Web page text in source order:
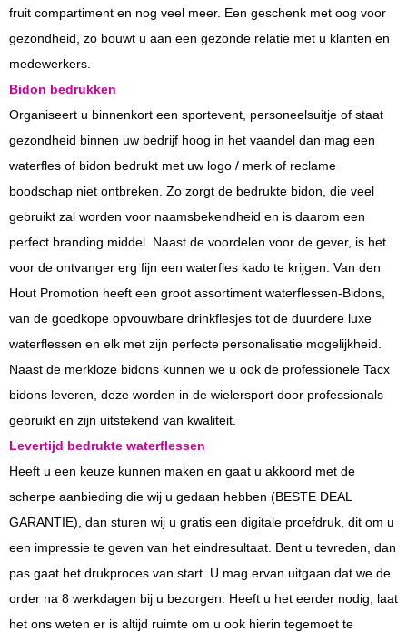
fruit compartiment en nog veel meer. Een geschenk met oog voor
gezondheid, zo bouwt u aan een gezonde relatie met u klanten en
medewerkers.
Bidon bedrukken
Organiseert u binnenkort een sportevent, personeelsuitje of staat
gezondheid binnen uw bedrijf hoog in het vaandel dan mag een
waterfles of bidon bedrukt met uw logo / merk of reclame
boodschap niet ontbreken. Zo zorgt de bedrukte bidon, die veel
gebruikt zal worden voor naamsbekendheid en is daarom een
perfect branding middel. Naast de voordelen voor de gever, is het
voor de ontvanger erg fijn een waterfles kado te krijgen. Van den
Hout Promotion heeft een groot assortiment waterflessen-Bidons,
van de goedkope opvouwbare drinkflesjes tot de duurdere luxe
waterflessen en elk met zijn perfecte personalisatie mogelijkheid.
Naast de merkloze bidons kunnen we u ook de professionele Tacx
bidons leveren, deze worden in de wielersport door professionals
gebruikt en zijn uitstekend van kwaliteit.
Levertijd bedrukte waterflessen
Heeft u een keuze kunnen maken en gaat u akkoord met de
scherpe aanbieding die wij u gedaan hebben (BESTE DEAL
GARANTIE), dan sturen wij u gratis een digitale proefdruk, dit om u
een impressie te geven van het eindresultaat. Bent u tevreden, dan
pas gaat het drukproces van start. U mag ervan uitgaan dat we de
order na 8 werkdagen bij u bezorgen. Heeft u het eerder nodig, laat
het ons weten er is altijd ruimte om u ook hierin tegemoet te